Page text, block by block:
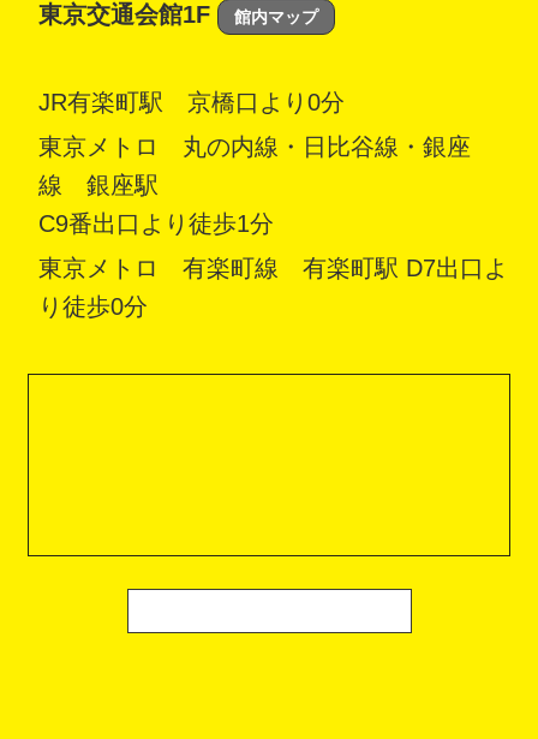
東京交通会館1F
館内マップ
JR有楽町駅 京橋口より0分
東京メトロ 丸の内線・日比谷線・銀座
線 銀座駅
C9番出口より徒歩1分
東京メトロ 有楽町線 有楽町駅 D7出口よ
り徒歩0分